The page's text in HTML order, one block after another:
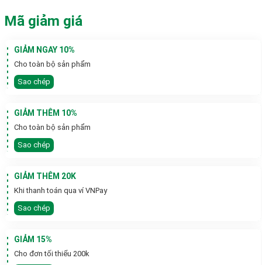
Mã giảm giá
GIẢM NGAY 10%
Cho toàn bộ sản phẩm
Sao chép
GIẢM THÊM 10%
Cho toàn bộ sản phẩm
Sao chép
GIẢM THÊM 20K
Khi thanh toán qua ví VNPay
Sao chép
GIẢM 15%
Cho đơn tối thiểu 200k